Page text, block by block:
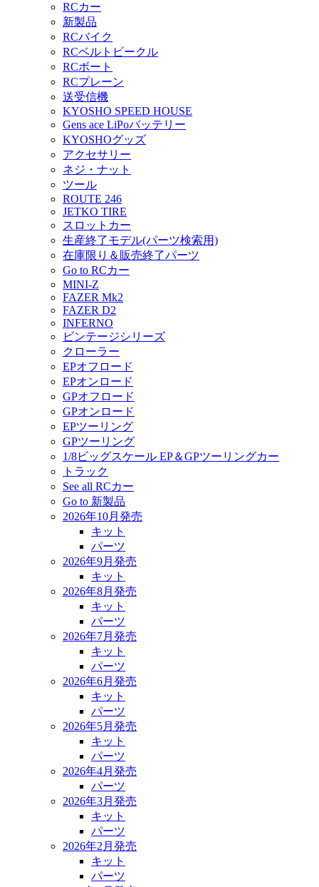
RCカー
新製品
RCバイク
RCベルトビークル
RCボート
RCプレーン
送受信機
KYOSHO SPEED HOUSE
Gens ace LiPoバッテリー
KYOSHOグッズ
アクセサリー
ネジ・ナット
ツール
ROUTE 246
JETKO TIRE
スロットカー
生産終了モデル(パーツ検索用)
在庫限り＆販売終了パーツ
Go to RCカー
MINI-Z
FAZER Mk2
FAZER D2
INFERNO
ビンテージシリーズ
クローラー
EPオフロード
EPオンロード
GPオフロード
GPオンロード
EPツーリング
GPツーリング
1/8ビッグスケール EP＆GPツーリングカー
トラック
See all RCカー
Go to 新製品
2026年10月発売
キット
パーツ
2026年9月発売
キット
2026年8月発売
キット
パーツ
2026年7月発売
キット
パーツ
2026年6月発売
キット
パーツ
2026年5月発売
キット
パーツ
2026年4月発売
パーツ
2026年3月発売
キット
パーツ
2026年2月発売
キット
パーツ